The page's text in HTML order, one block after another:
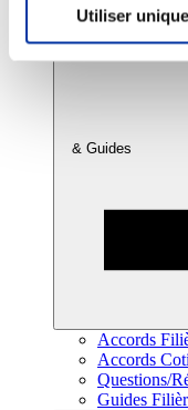
Utiliser
& Guides
Accords
Accords
Questions/
Guides